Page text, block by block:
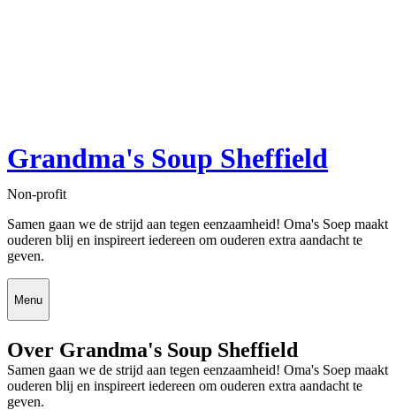
Grandma's Soup Sheffield
Non-profit
Samen gaan we de strijd aan tegen eenzaamheid! Oma's Soep maakt
ouderen blij en inspireert iedereen om ouderen extra aandacht te
geven.
Menu
Over Grandma's Soup Sheffield
Samen gaan we de strijd aan tegen eenzaamheid! Oma's Soep maakt
ouderen blij en inspireert iedereen om ouderen extra aandacht te
geven.